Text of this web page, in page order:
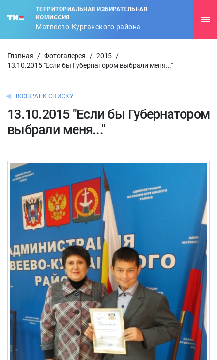
ТЕРРИТОРИАЛЬНАЯ ИЗБИРАТЕЛЬНАЯ
КОМИССИЯ
Матвеево-Курганского района
Главная / Фотогалерея / 2015 /
13.10.2015 "Если бы Губернатором выбрали меня..."
ВОЗВРАТ К СПИСКУ
13.10.2015 "Если бы Губернатором
выбрали меня..."